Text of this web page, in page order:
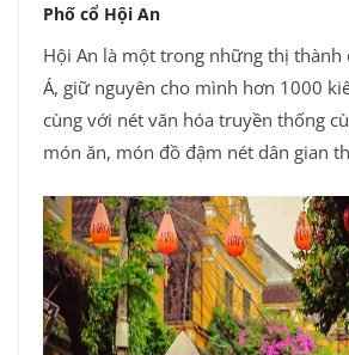
Phố cổ Hội An
Hội An là một trong những thị thành
Á, giữ nguyên cho mình hơn 1000
cùng với nét văn hóa truyền thống
món ăn, món đồ đậm nét dân gian